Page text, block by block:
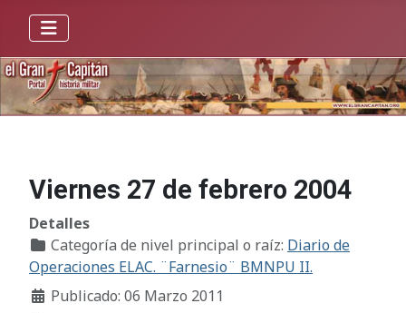
Viernes 27 de febrero 2004
Detalles
Categoría de nivel principal o raíz: Diario de
Operaciones ELAC. ¨Farnesio¨ BMNPU II.
Publicado: 06 Marzo 2011